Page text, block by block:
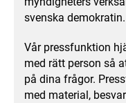
svenska demokratin.
Vår pressfunktion
med rätt person så
på dina frågor.
med material,